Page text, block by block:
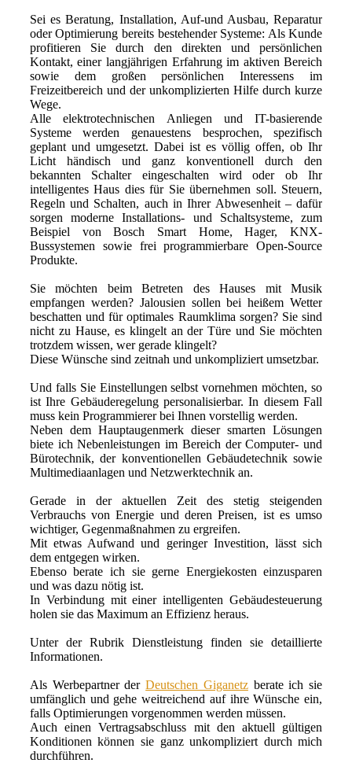
Sei es Beratung, Installation, Auf-und Ausbau, Reparatur
oder Optimierung bereits bestehender Systeme: Als Kunde
profitieren Sie durch den direkten und persönlichen
Kontakt, einer langjährigen Erfahrung im aktiven Bereich
sowie dem großen persönlichen Interessens im
Freizeitbereich und der unkomplizierten Hilfe durch kurze
Wege.
Alle elektrotechnischen Anliegen und IT-basierende
Systeme werden genauestens besprochen, spezifisch
geplant und umgesetzt. Dabei ist es völlig offen, ob Ihr
Licht händisch und ganz konventionell durch den
bekannten Schalter eingeschalten wird oder ob Ihr
intelligentes Haus dies für Sie übernehmen soll. Steuern,
Regeln und Schalten, auch in Ihrer Abwesenheit – dafür
sorgen moderne Installations- und Schaltsysteme, zum
Beispiel von Bosch Smart Home, Hager, KNX-
Bussystemen sowie frei programmierbare Open-Source
Produkte.
Sie möchten beim Betreten des Hauses mit Musik
empfangen werden? Jalousien sollen bei heißem Wetter
beschatten und für optimales Raumklima sorgen? Sie sind
nicht zu Hause, es klingelt an der Türe und Sie möchten
trotzdem wissen, wer gerade klingelt?
Diese Wünsche sind zeitnah und unkompliziert umsetzbar.
Und falls Sie Einstellungen selbst vornehmen möchten, so
ist Ihre Gebäuderegelung personalisierbar. In diesem Fall
muss kein Programmierer bei Ihnen vorstellig werden.
Neben dem Hauptaugenmerk dieser smarten Lösungen
biete ich Nebenleistungen im Bereich der Computer- und
Bürotechnik, der konventionellen Gebäudetechnik sowie
Multimediaanlagen und Netzwerktechnik an.
Gerade in der aktuellen Zeit des stetig steigenden
Verbrauchs von Energie und deren Preisen, ist es umso
wichtiger, Gegenmaßnahmen zu ergreifen.
Mit etwas Aufwand und geringer Investition, lässt sich
dem entgegen wirken.
Ebenso berate ich sie gerne Energiekosten einzusparen
und was dazu nötig ist.
In Verbindung mit einer intelligenten Gebäudesteuerung
holen sie das Maximum an Effizienz heraus.
Unter der Rubrik Dienstleistung finden sie detaillierte
Informationen.
Als Werbepartner derDeutschen Giganetzberate ich sie
umfänglich und gehe weitreichend auf ihre Wünsche ein,
falls Optimierungen vorgenommen werden müssen.
Auch einen Vertragsabschluss mit den aktuell gültigen
Konditionen können sie ganz unkompliziert durch mich
durchführen.